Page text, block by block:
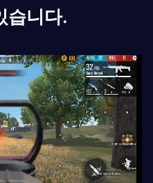
습니다.